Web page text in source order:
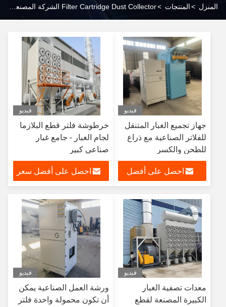
المنزل >المنتجات >
فيديو
جهاز تجميع الغبار المتنقل
للفلاتر الصناعية مع ذراع
للطحن والكسر
احصل على أفضل
فيديو
خرطوشة فلتر قطع البلازما
لجام الغبار - جامع غبار
صناعي كبير
احصل على أفضل سعر
فيديو
معدات تصفية الغبار
الكبيرة المصنعة لقطع
فيديو
ورشة العمل الصناعية يمكن
أن تكون محمولة واحدة فلتر